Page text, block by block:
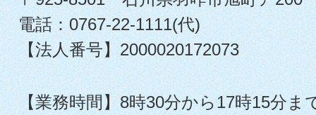
電話：0767-22-1111(代)
【法人番号】2000020172073
【業務時間】8時30分から17時15分ま